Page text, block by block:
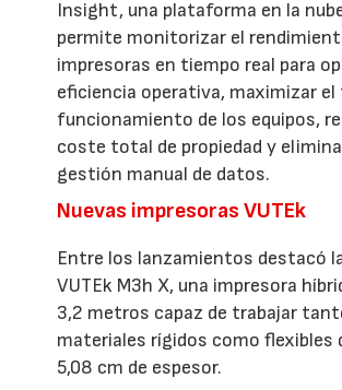
Insight, una plataforma en la
permite monitorizar el
impresoras en tiempo real para
eficiencia operativa, maximizar el
funcionamiento de los equipos,
coste total de propiedad y
gestión manual de datos.
Nuevas impresoras VUTEk
Entre los lanzamientos destacó
VUTEk M3h X, una impresora
3,2 metros capaz de trabajar
materiales rígidos como flexibles
5,08 cm de espesor.